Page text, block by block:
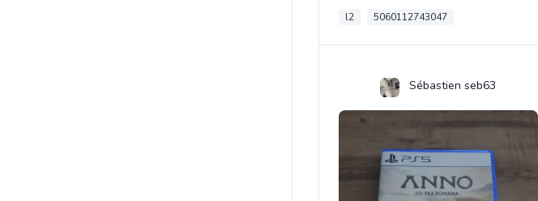
l2 5060112743047
Sébastien seb63